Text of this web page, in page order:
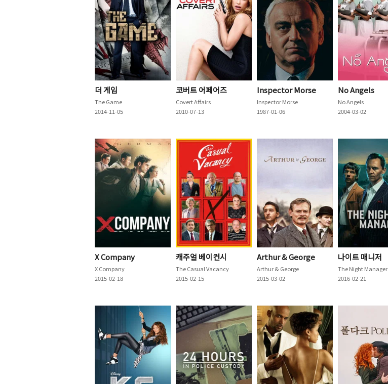
더 게임
The Game
2014-11-05
코버트 어페어즈
Covert Affairs
2010-07-13
Inspector Morse
Inspector Morse
1987-01-06
No Angels
No Angels
2004-03-02
X Company
X Company
2015-02-18
캐주얼 베이컨시
The Casual Vacancy
2015-02-15
Arthur & George
Arthur & George
2015-03-02
나이트 매니저
The Night Manager
2016-02-21